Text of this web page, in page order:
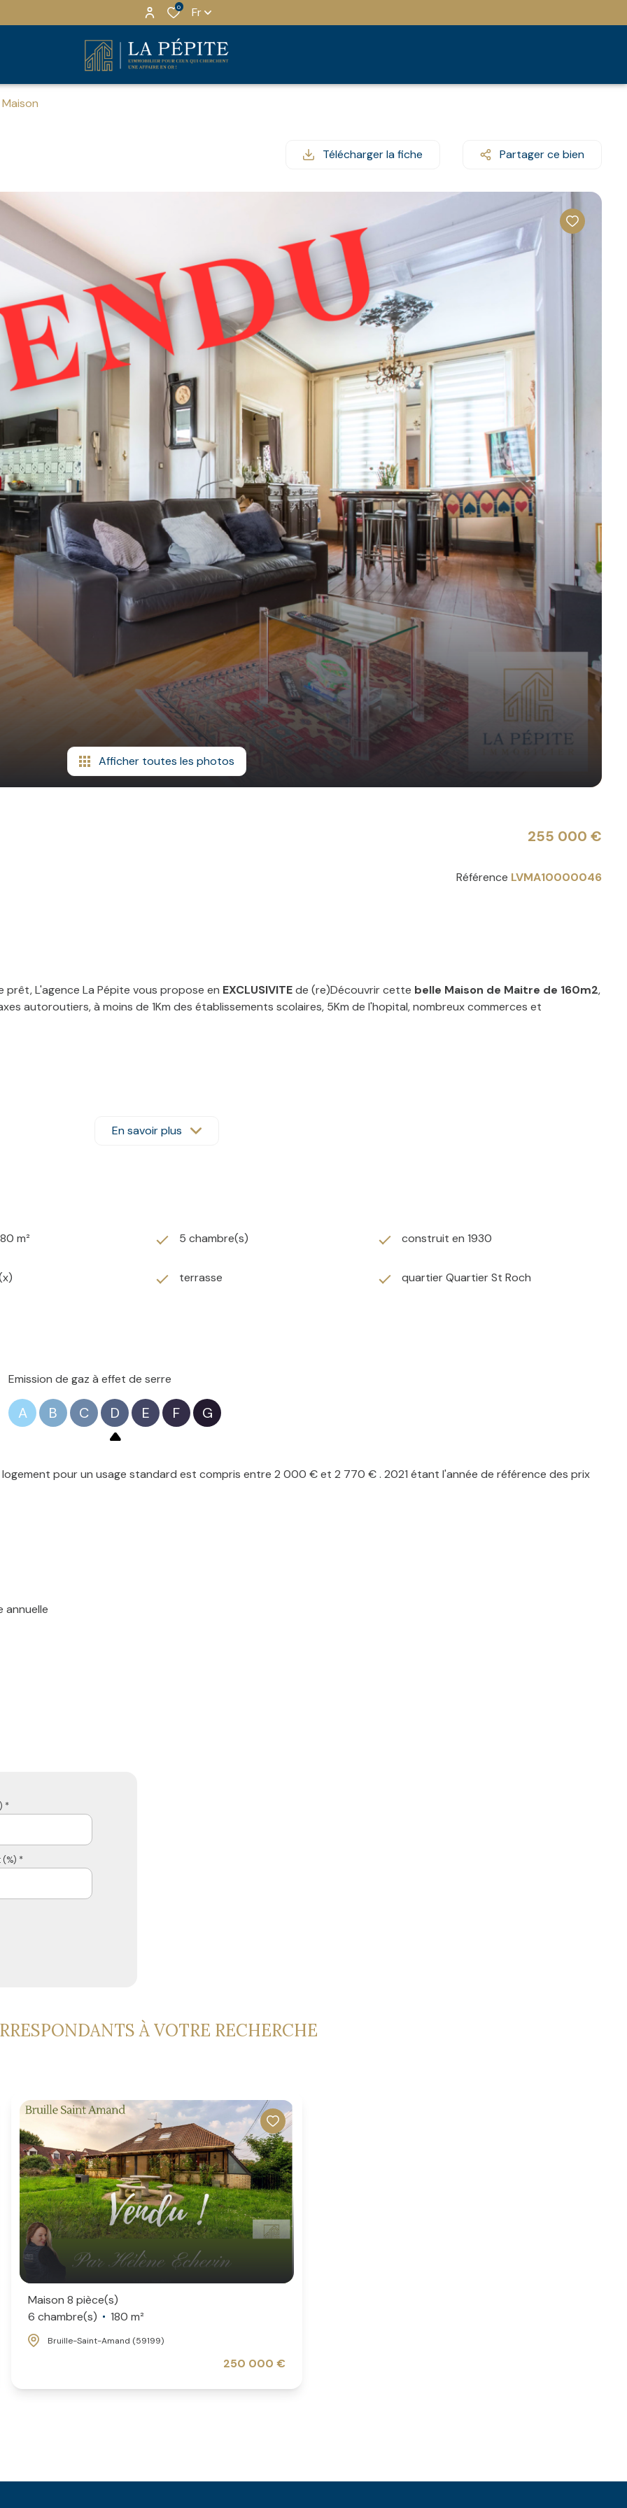
0 Fr
Maison
Télécharger la fiche Partager ce bien
Afficher toutes les photos
255 000 €
Référence LVMA10000046
L'agence La Pépite vous propose en EXCLUSIVITEde (re)Découvrir cette belle Maison de Maitre de 160m2,
autoroutiers, à moins de 1Km des établissements scolaires, 5Km de l'hopital, nombreux commerces et
En savoir plus
m² 5 chambre(s) construit en 1930
terrasse quartier Quartier St Roch
Emission de gaz à effet de serre
A B C D E F G
pour un usage standard est compris entre 2 000 € et 2 770 € . 2021 étant l'année de référence des prix
annuelle
*
(%) *
À VOTRE RECHERCHE
Maison 8 pièce(s)
6 chambre(s)
180 m²
Bruille-Saint-Amand (59199)
250 000 €